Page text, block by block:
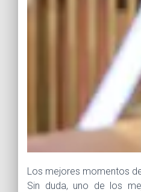
Los mejores momentos
Sin duda, uno de los